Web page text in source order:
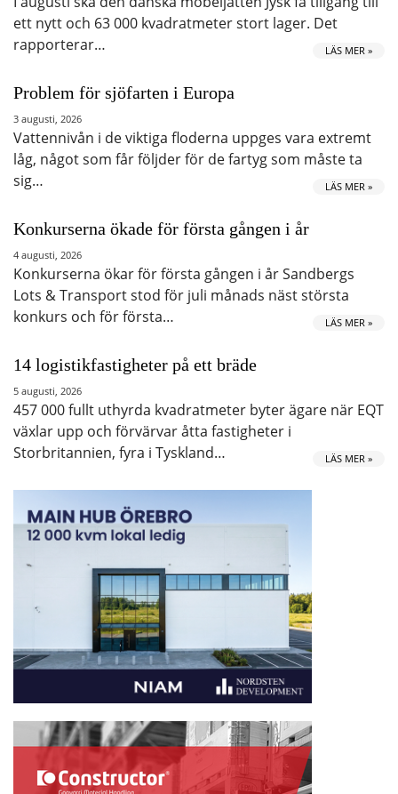
ett nytt och 63 000 kvadratmeter stort lager. Det
rapporterar…
LÄS MER »
Problem för sjöfarten i Europa
3 augusti, 2026
Vattennivån i de viktiga floderna uppges vara extremt
låg, något som får följder för de fartyg som måste ta
sig…
LÄS MER »
Konkurserna ökade för första gången i år
4 augusti, 2026
Konkurserna ökar för första gången i år Sandbergs
Lots & Transport stod för juli månads näst största
konkurs och för första…
LÄS MER »
14 logistikfastigheter på ett bräde
5 augusti, 2026
457 000 fullt uthyrda kvadratmeter byter ägare när EQT
växlar upp och förvärvar åtta fastigheter i
Storbritannien, fyra i Tyskland…
LÄS MER »